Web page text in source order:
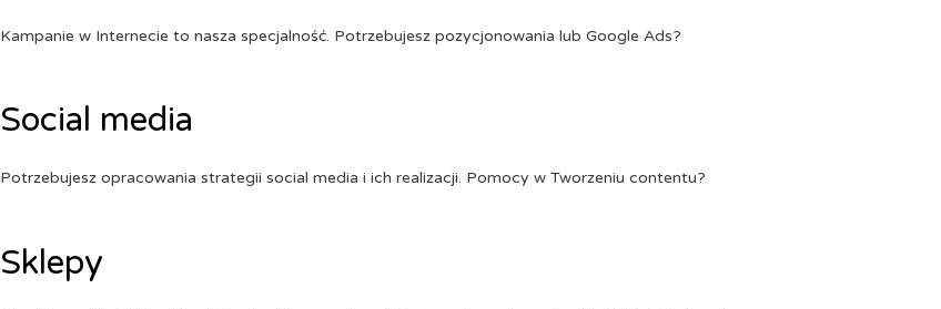
Kampanie w Internecie to nasza specjalność. Potrzebujesz pozycjonowania lub Google Ads?
Social media
Potrzebujesz opracowania strategii social media i ich realizacji. Pomocy w Tworzeniu contentu?
Sklepy